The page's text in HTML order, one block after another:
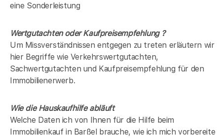
eine Sonderleistung
Wertgutachten oder Kaufpreisempfehlung ?
Um Missverständnissen entgegen zu treten erläutern wir
hier Begriffe wie Verkehrswertgutachten,
Sachwertgutachten und Kaufpreisempfehlung für den
Immobilienerwerb.
Wie die Hauskaufhilfe abläuft
Welche Daten ich von Ihnen für die Hilfe beim
Immobilienkauf in Barßel brauche, wie ich mich vorbereite